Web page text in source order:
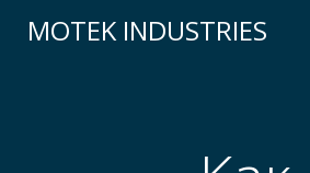
to
MOTEK INDUSTRIES